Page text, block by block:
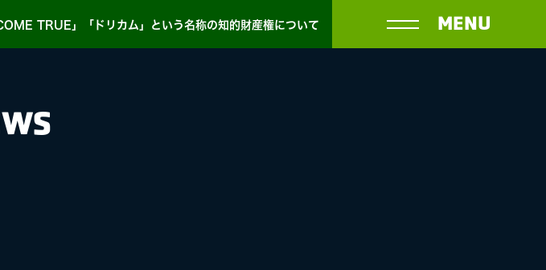
TRUE」「ドリカム」 という名称の知的財産権について MENU